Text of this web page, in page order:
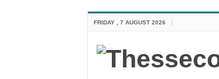
FRIDAY , 7 AUGUST 2026